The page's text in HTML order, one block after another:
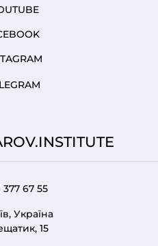
67 55
Україна
15